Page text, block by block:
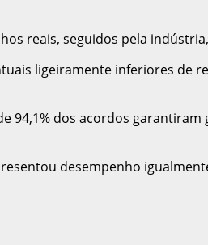
reais, seguidos pela
ligeiramente inferiores de
94,1% dos acordos garantiram
desempenho